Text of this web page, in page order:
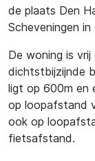
de plaats Den
Scheveningen
De woning is
dichtstbijzijnde
ligt op 600m en
op loopafstand
ook op
fietsafstand.